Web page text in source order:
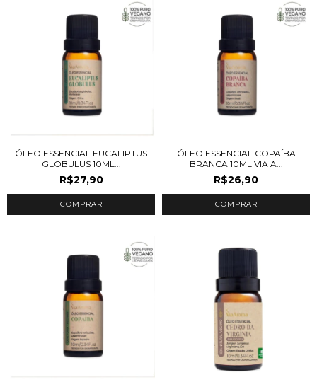
ÓLEO ESSENCIAL EUCALIPTUS
GLOBULUS 10ML...
R$27,90
ÓLEO ESSENCIAL COPAÍBA
BRANCA 10ML VIA A...
R$26,90